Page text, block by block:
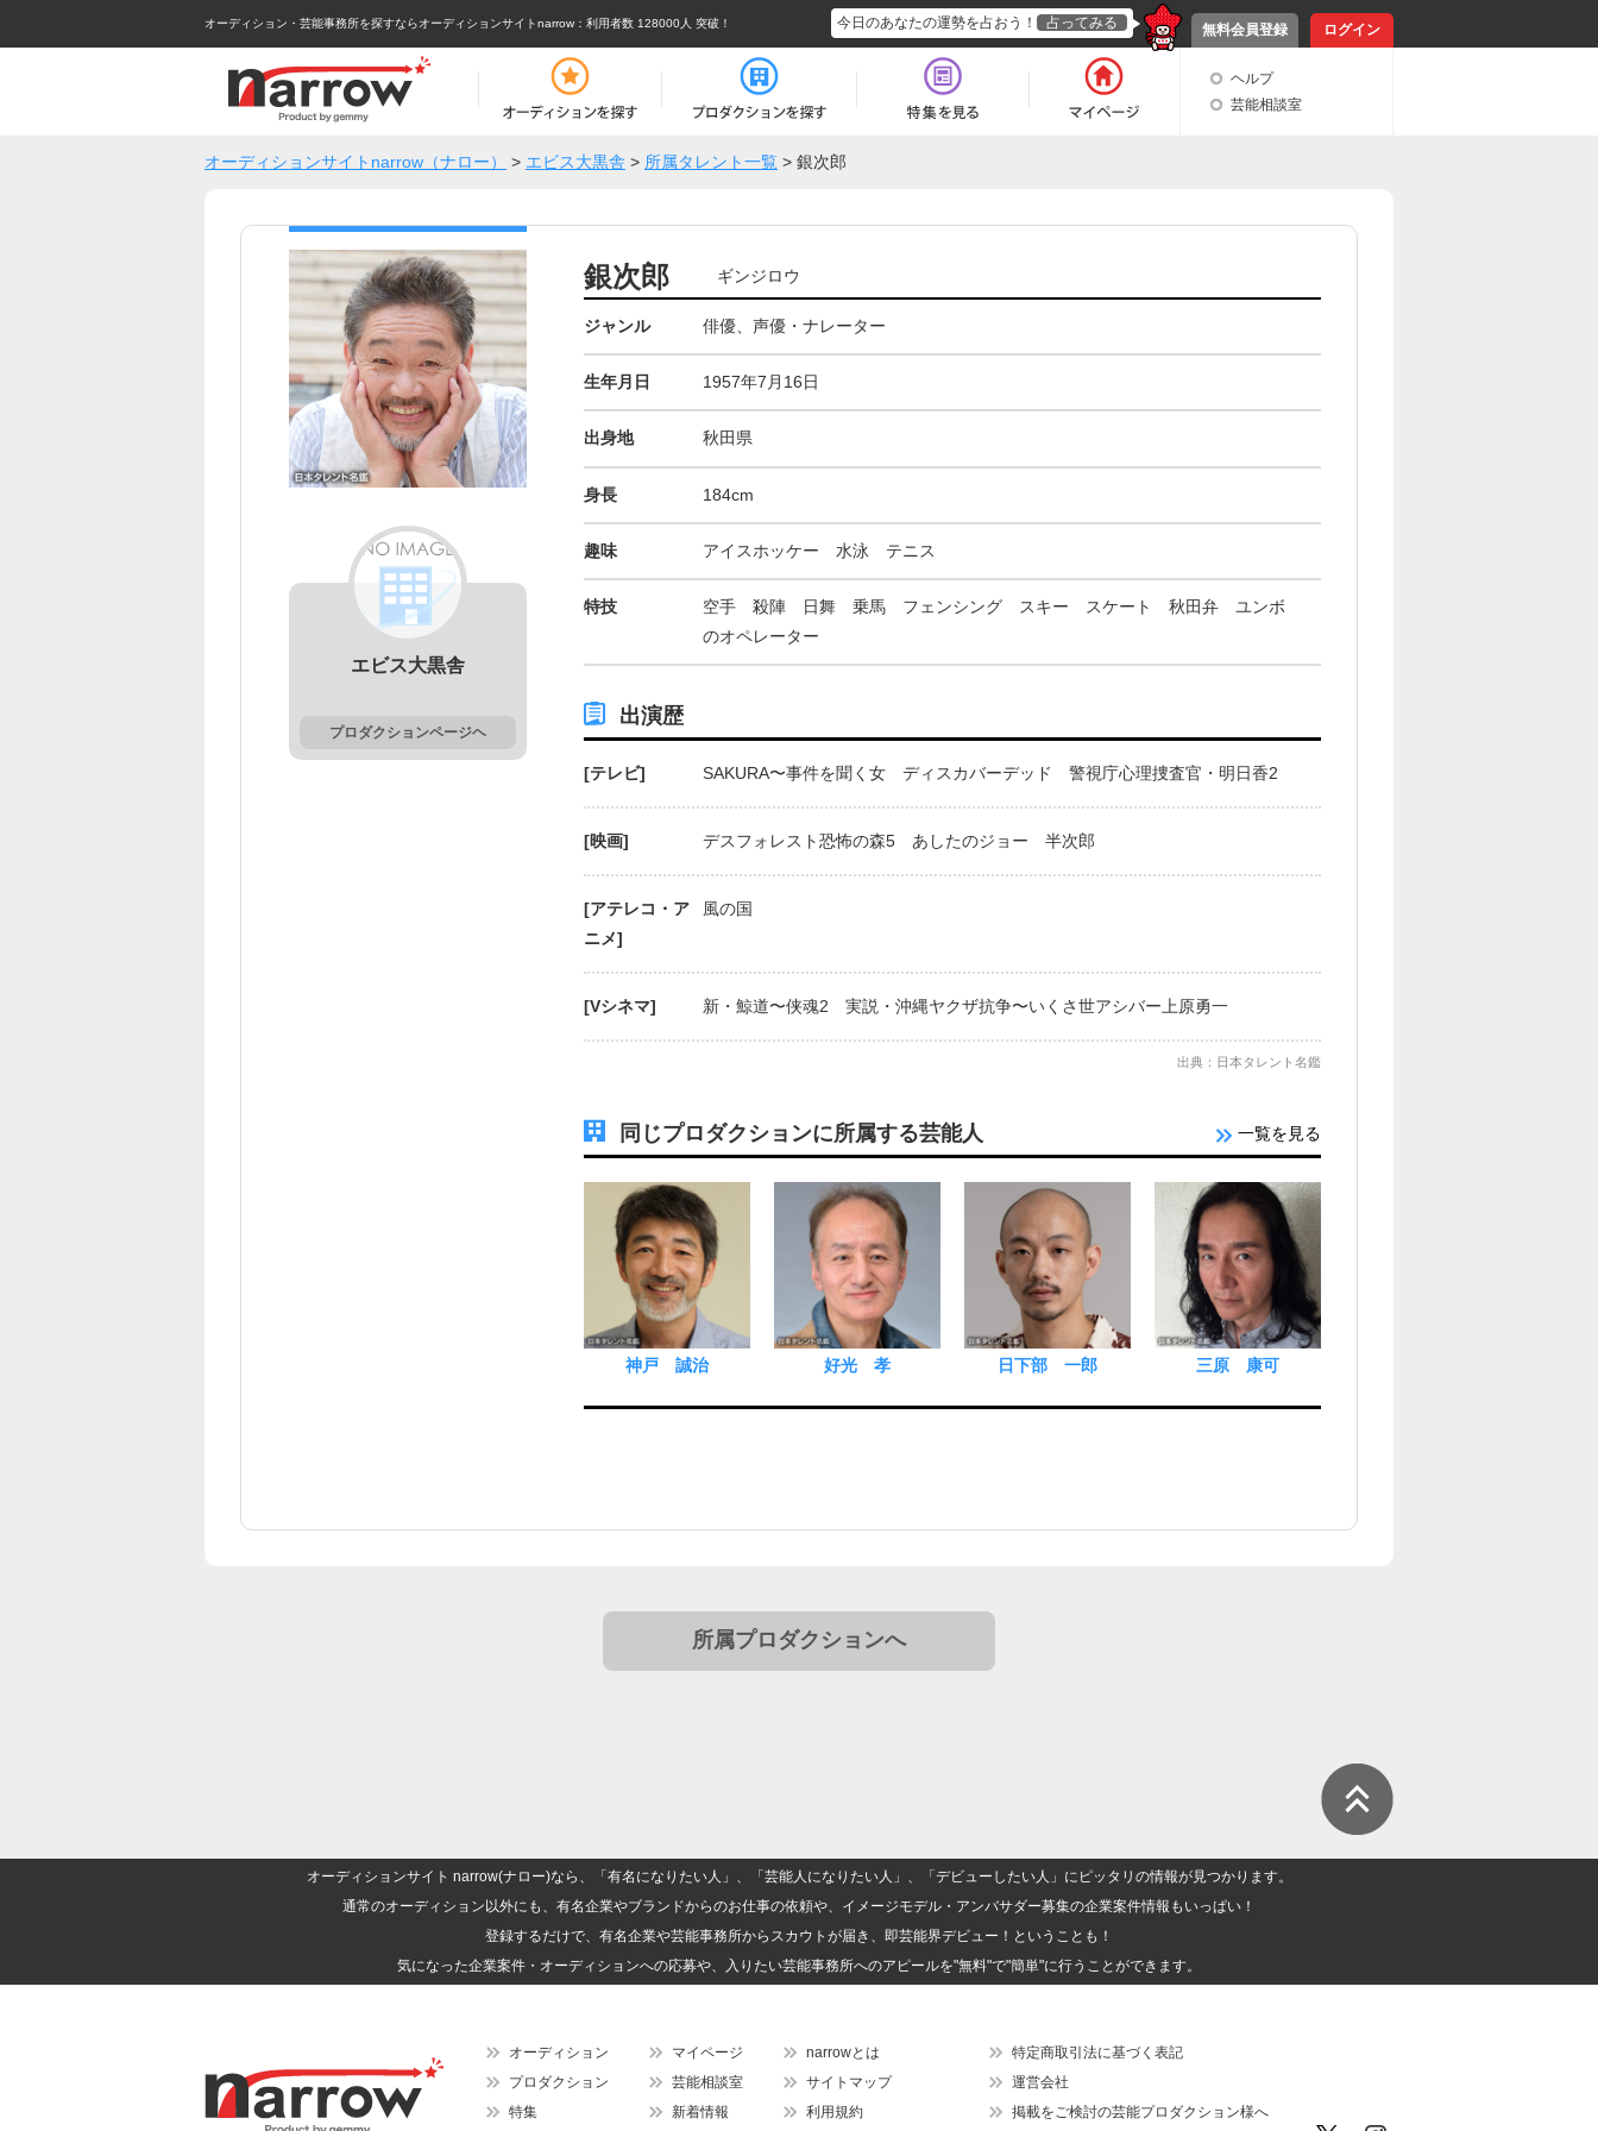
オーディション・芸能事務所を探すならオーディションサイトnarrow ：利用者数 128000人 突破！ 無料会員登録 ログイン
今日のあなたの運勢を占おう！ 占ってみる
ヘルプ
芸能相談室
オーディションサイトnarrow（ナロー） > エビス大黒舎 > 所属タレント一覧 > 銀次郎
エビス大黒舎
プロダクションページヘ
銀次郎 ギンジロウ
ジャンル 俳優、声優・ナレーター
生年月日 1957年7月16日
出身地 秋田県
身長 184cm
趣味 アイスホッケー 水泳 テニス
特技
空手 殺陣 日舞 乗馬 フェンシング スキー スケート 秋田弁 ユンボ
のオペレーター
出演歴
[テレビ] SAKURA〜事件を聞く女 ディスカバーデッド 警視庁心理捜査官・明日香2
[映画] デスフォレスト恐怖の森5 あしたのジョー 半次郎
[アテレコ・ア
ニメ]
風の国
[Vシネマ] 新・鯨道〜侠魂2 実説・沖縄ヤクザ抗争〜いくさ世アシバー上原勇一
出典：日本タレント名鑑
同じプロダクションに所属する芸能人 一覧を見る
神戸 誠治 好光 孝 日下部 一郎 三原 康可
所属プロダクションへ
オーディションサイト narrow(ナロー)なら、「有名になりたい人」、「芸能人になりたい人」、「デビューしたい人」にピッタリの情報が見つかります。
通常のオーディション以外にも、有名企業やブランドからのお仕事の依頼や、イメージモデル・アンバサダー募集の企業案件情報もいっぱい！
登録するだけで、有名企業や芸能事務所からスカウトが届き、即芸能界デビュー！ということも！
気になった企業案件・オーディションへの応募や、入りたい芸能事務所へのアピールを"無料"で"簡単"に行うことができます。
オーディション
プロダクション
特集
マイページ
芸能相談室
新着情報
narrowとは
サイトマップ
利用規約
特定商取引法に基づく表記
運営会社
掲載をご検討の芸能プロダクション様へ